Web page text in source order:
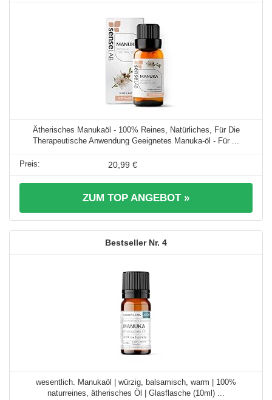
Ätherisches Manukaöl - 100% Reines, Natürliches, Für Die
Therapeutische Anwendung Geeignetes Manuka-öl - Für ...
20,99 €
ZUM TOP ANGEBOT »
4
wesentlich. Manukaöl | würzig, balsamisch, warm | 100%
naturreines, ätherisches Öl | Glasflasche (10ml) ...